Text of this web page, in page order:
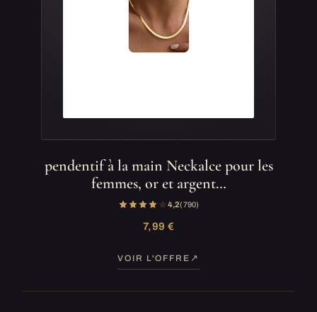
pendentif à la main Neckalce pour les
femmes, or et argent…
4,2(790)
7,99 €
VOIR L'OFFRE